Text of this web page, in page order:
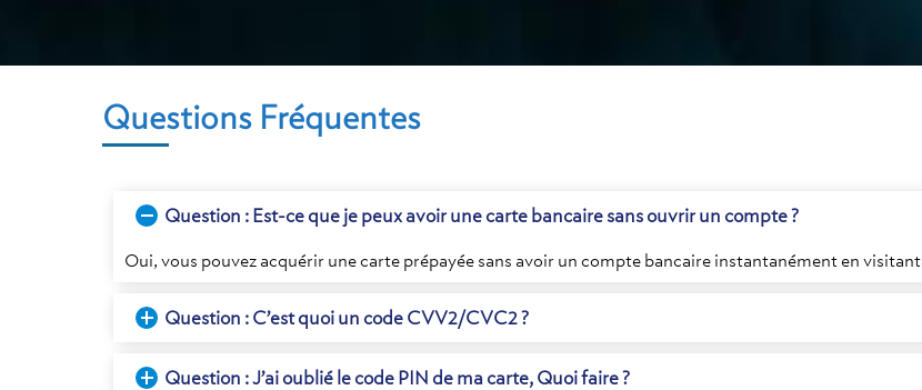
Questions Fréquentes
Question : Est-ce que je peux avoir une carte bancaire sans ouvrir un compte ?
Oui, vous pouvez acquérir une carte prépayée sans avoir un compte bancaire instantanément en visitant
Question : C’est quoi un code CVV2/CVC2 ?
Question : J’ai oublié le code PIN de ma carte, Quoi faire ?